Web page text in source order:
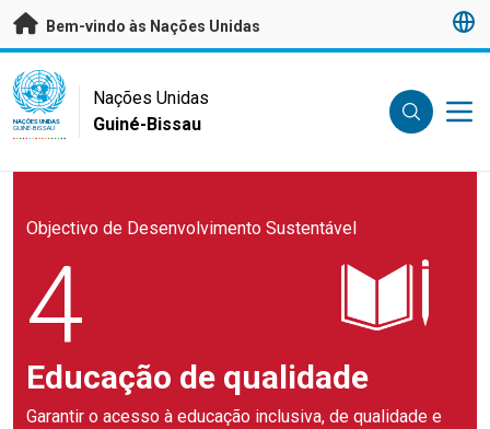
Saltar para conteúdo principal
Bem-vindo às Nações Unidas
UN Logo
NAÇÕES UNIDAS
GUINÉ-BISSAU
Nações Unidas
Guiné-Bissau
Objectivo de Desenvolvimento Sustentável
4
Educação de qualidade
Garantir o acesso à educação inclusiva, de qualidade e